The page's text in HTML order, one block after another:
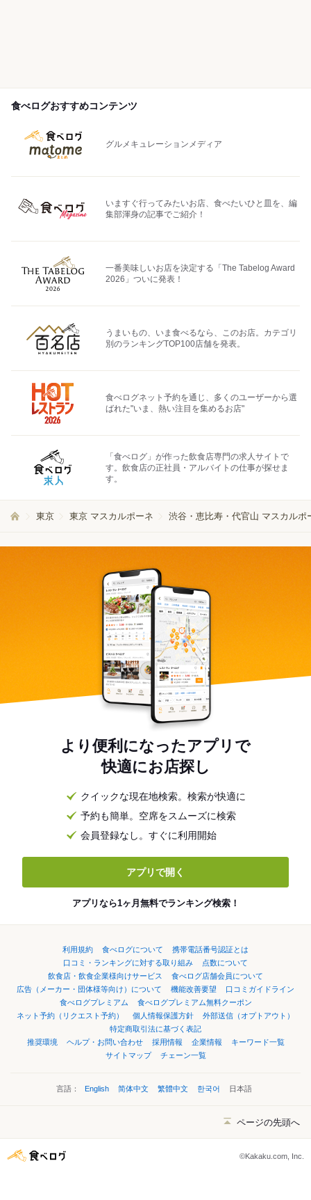
食べログおすすめコンテンツ
グルメキュレーションメディア
いますぐ行ってみたいお店、食べたいひと皿を、編
集部渾身の記事でご紹介！
一番美味しいお店を決定する「The Tabelog Award
2026」ついに発表！
うまいもの、いま食べるなら、このお店。カテゴリ
別のランキングTOP100店舗を発表。
食べログネット予約を通じ、多くのユーザーから選
ばれた"いま、熱い注目を集めるお店"
「食べログ」が作った飲食店専門の求人サイトで
す。飲食店の正社員・アルバイトの仕事が探せま
す。
東京 東京 マスカルポーネ 渋谷・恵比寿・代官山 マスカルポ
より便利になったアプリで
快適にお店探し
クイックな現在地検索。検索が快適に
予約も簡単。空席をスムーズに検索
会員登録なし。すぐに利用開始
アプリで開く
アプリなら1ヶ月無料でランキング検索！
利用規約 食べログについて
携帯電話番号認証とは
口コミ・ランキングに対する取り組み
点数について
飲食店・飲食企業様向けサービス
食べログ店舗会員について
広告（メーカー・団体様等向け）について
機能改善要望
口コミガイドライン
食べログプレミアム
食べログプレミアム無料クーポン
ネット予約（リクエスト予約）
個人情報保護方針
外部送信（オプトアウト）
特定商取引法に基づく表記
推奨環境
ヘルプ・お問い合わせ 採用情報 企業情報
キーワード一覧
サイトマップ
チェーン一覧
言語： English 简体中文 繁體中文 한국어 日本語
ページの先頭へ
©Kakaku.com, Inc.